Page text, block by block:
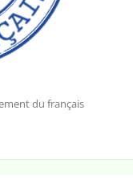
du français